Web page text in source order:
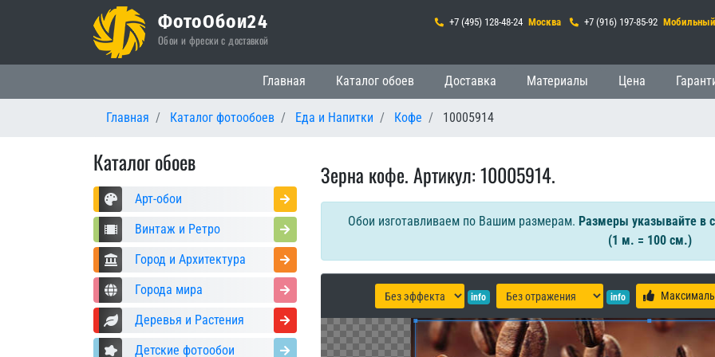
ФотоОбои24
Обои и фрески с доставкой
+7 (495) 128-48-24 Москва +7 (916) 197-85-92 Мобильный
Основная навигация
Главная Каталог обоев Доставка Материалы Цена
Главная Каталог фотообоев Еда и Напитки Кофе 10005914
Каталог обоев
Арт-обои
Винтаж и Ретро
Город и Архитектура
Города мира
Деревья и Растения
Детские фотообои
Зерна кофе. Артикул: 10005914.
Обои изготавливаем по Вашим размерам. Размеры указывайте в
(1 м. = 100 см.)
info info